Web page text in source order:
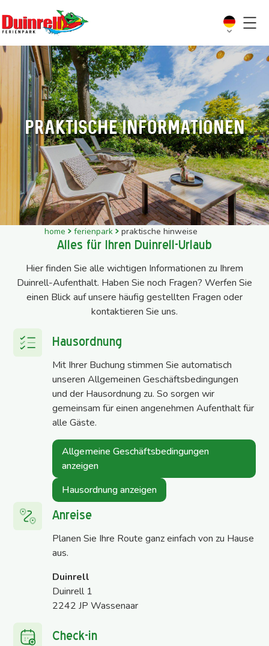
Praktische Informationen
home ferienpark praktische hinweise
Alles für Ihren Duinrell-Urlaub
Hier finden Sie alle wichtigen Informationen zu Ihrem
Duinrell-Aufenthalt. Haben Sie noch Fragen? Werfen Sie
einen Blick auf unsere häufig gestellten Fragen oder
kontaktieren Sie uns.
Hausordnung
Mit Ihrer Buchung stimmen Sie automatisch
unseren Allgemeinen Geschäftsbedingungen
und der Hausordnung zu. So sorgen wir
gemeinsam für einen angenehmen Aufenthalt für
alle Gäste.
Allgemeine Geschäftsbedingungen
anzeigen
Hausordnung anzeigen
Anreise
Planen Sie Ihre Route ganz einfach von zu Hause
aus.
Duinrell
Duinrell 1
2242 JP Wassenaar
Check-in